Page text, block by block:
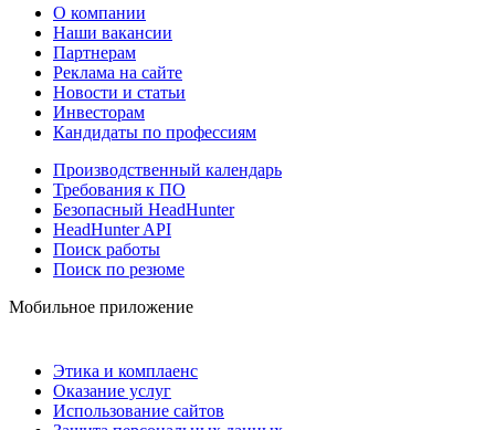
О компании
Наши вакансии
Партнерам
Реклама на сайте
Новости и статьи
Инвесторам
Кандидаты по профессиям
Производственный календарь
Требования к ПО
Безопасный HeadHunter
HeadHunter API
Поиск работы
Поиск по резюме
Мобильное приложение
Этика и комплаенс
Оказание услуг
Использование сайтов